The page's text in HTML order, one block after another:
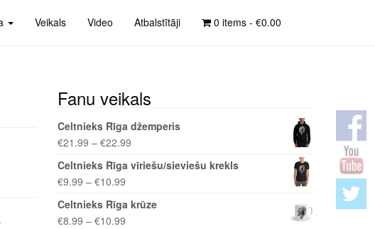
Veikals Video Atbalstītāji 0 items - €0.00
Fanu veikals
Celtnieks Rīga džemperis
€21.99 – €22.99
Celtnieks Rīga vīriešu/sieviešu krekls
€9.99 – €10.99
Celtnieks Rīga krūze
€8.99 – €10.99